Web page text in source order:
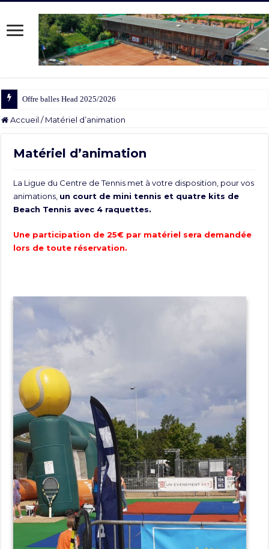
Offre balles Head 2025/2026
Accueil / Matériel d’animation
Matériel d’animation
La Ligue du Centre de Tennis met à votre disposition, pour vos
animations, un court de mini tennis et quatre kits de
Beach Tennis avec 4 raquettes.
Une participation de 25€ par matériel sera demandée
lors de toute réservation.